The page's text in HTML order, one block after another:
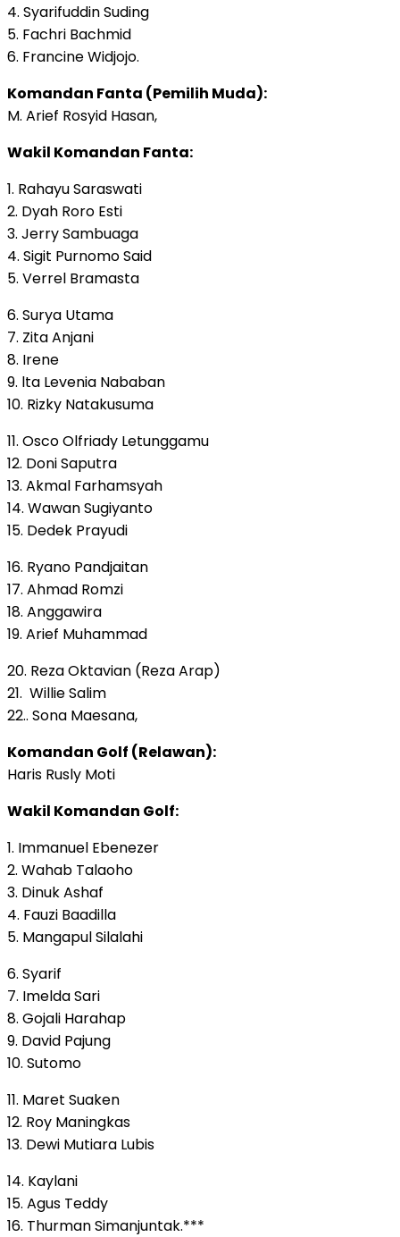
4. Syarifuddin Suding
5. Fachri Bachmid
6. Francine Widjojo.
Komandan Fanta (Pemilih Muda):
M. Arief Rosyid Hasan,
Wakil Komandan Fanta:
1. Rahayu Saraswati
2. Dyah Roro Esti
3. Jerry Sambuaga
4. Sigit Purnomo Said
5. Verrel Bramasta
6. Surya Utama
7. Zita Anjani
8. Irene
9. lta Levenia Nababan
10. Rizky Natakusuma
11. Osco Olfriady Letunggamu
12. Doni Saputra
13. Akmal Farhamsyah
14. Wawan Sugiyanto
15. Dedek Prayudi
16. Ryano Pandjaitan
17. Ahmad Romzi
18. Anggawira
19. Arief Muhammad
20. Reza Oktavian (Reza Arap)
21. Willie Salim
22.. Sona Maesana,
Komandan Golf (Relawan):
Haris Rusly Moti
Wakil Komandan Golf:
1. Immanuel Ebenezer
2. Wahab Talaoho
3. Dinuk Ashaf
4. Fauzi Baadilla
5. Mangapul Silalahi
6. Syarif
7. Imelda Sari
8. Gojali Harahap
9. David Pajung
10. Sutomo
11. Maret Suaken
12. Roy Maningkas
13. Dewi Mutiara Lubis
14. Kaylani
15. Agus Teddy
16. Thurman Simanjuntak.***